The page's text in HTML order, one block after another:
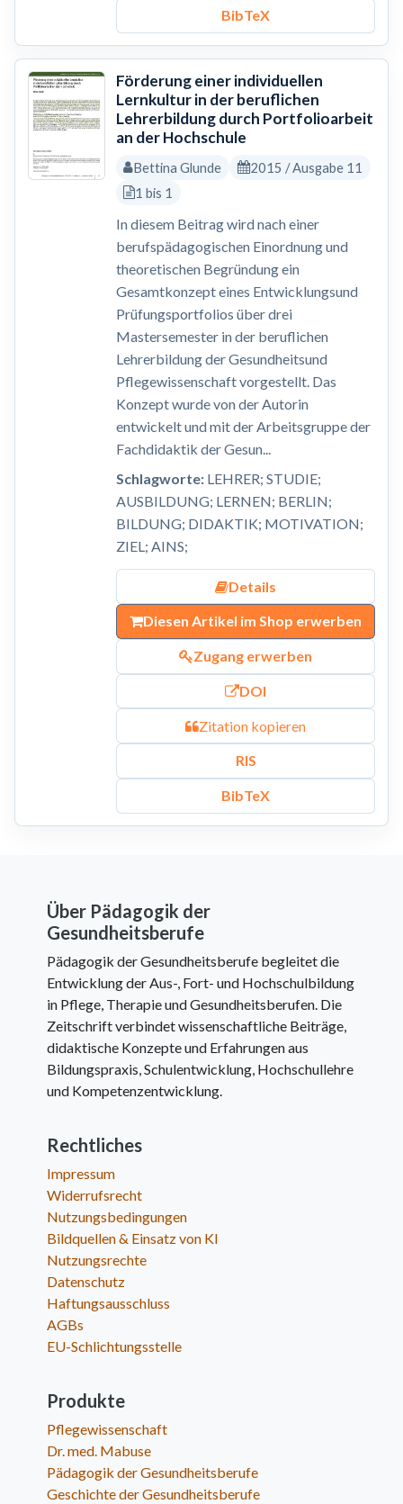
BibTeX
Förderung einer individuellen
Lernkultur in der beruflichen
Lehrerbildung durch Portfolioarbeit
an der Hochschule
Bettina Glunde
2015 / Ausgabe 11
1 bis 1
In diesem Beitrag wird nach einer
berufspädagogischen Einordnung und
theoretischen Begründung ein
Gesamtkonzept eines Entwicklungsund
Prüfungsportfolios über drei
Mastersemester in der beruflichen
Lehrerbildung der Gesundheitsund
Pflegewissenschaft vorgestellt. Das
Konzept wurde von der Autorin
entwickelt und mit der Arbeitsgruppe der
Fachdidaktik der Gesun...
Schlagworte:LEHRER; STUDIE;
AUSBILDUNG; LERNEN; BERLIN;
BILDUNG; DIDAKTIK; MOTIVATION;
ZIEL; AINS;
Details
Diesen Artikel im Shop erwerben
Zugang erwerben
DOI
Zitation kopieren
RIS
BibTeX
Über Pädagogik der
Gesundheitsberufe
Pädagogik der Gesundheitsberufe begleitet die
Entwicklung der Aus-, Fort- und Hochschulbildung
in Pflege, Therapie und Gesundheitsberufen. Die
Zeitschrift verbindet wissenschaftliche Beiträge,
didaktische Konzepte und Erfahrungen aus
Bildungspraxis, Schulentwicklung, Hochschullehre
und Kompetenzentwicklung.
Rechtliches
Impressum
Widerrufsrecht
Nutzungsbedingungen
Bildquellen & Einsatz von KI
Nutzungsrechte
Datenschutz
Haftungsausschluss
AGBs
EU-Schlichtungsstelle
Produkte
Pflegewissenschaft
Dr. med. Mabuse
Pädagogik der Gesundheitsberufe
Geschichte der Gesundheitsberufe